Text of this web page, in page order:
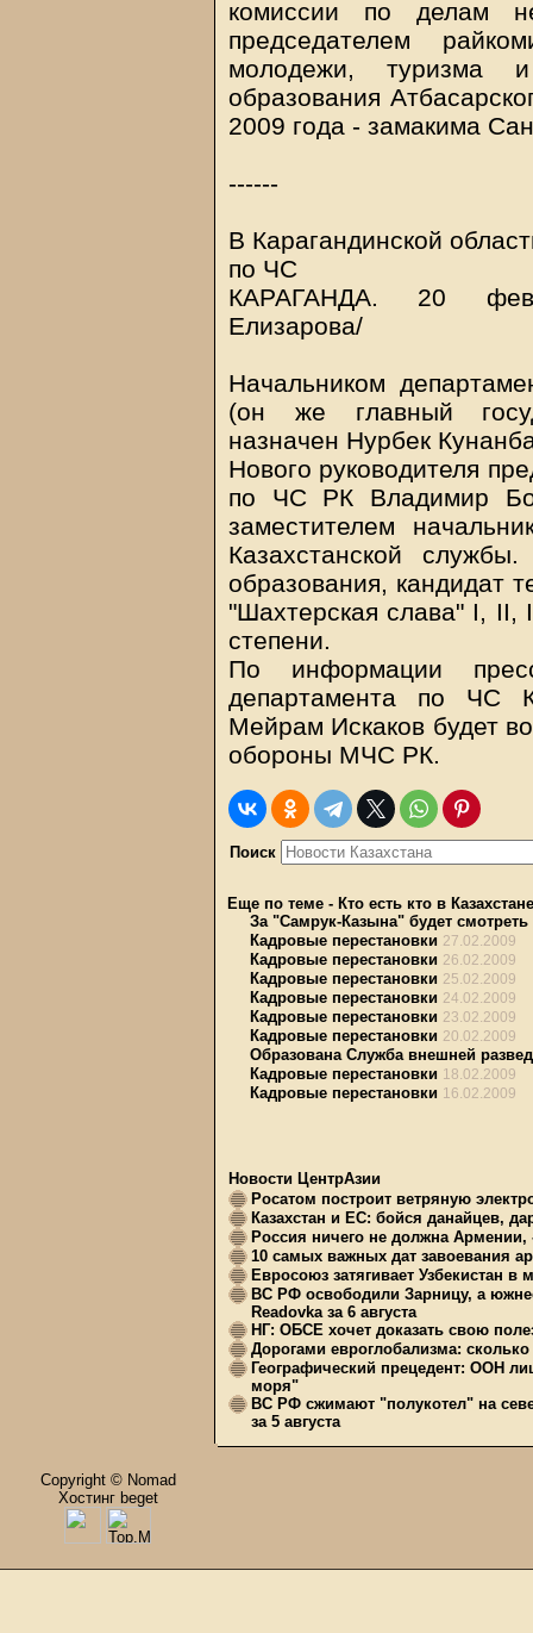
комиссии по делам
председателем
молодежи, туризма и
образования
2009 года - замакима
------
В Карагандинской
по ЧС
КАРАГАНДА. 20
Елизарова/
Начальником
(он же главный
назначен Нурбек
Нового руководителя
по ЧС РК Владимир
заместителем
Казахстанской
образования, кандидат
"Шахтерская слава" I, II,
степени.
По информации
департамента по ЧС
Мейрам Искаков будет
обороны МЧС РК.
Поиск
Еще по теме - Кто есть кто в Казахстане
За "Самрук-Казына" будет
Кадровые перестановки 27.02.2009
Кадровые перестановки 26.02.2009
Кадровые перестановки 25.02.2009
Кадровые перестановки 24.02.2009
Кадровые перестановки 23.02.2009
Кадровые перестановки 20.02.2009
Образована Служба внешней
Кадровые перестановки 18.02.2009
Кадровые перестановки 16.02.2009
Новости ЦентрАзии
Росатом построит ветряную
Казахстан и ЕС: бойся данайцев,
Россия ничего не должна Армении,
10 самых важных дат завоевания
Евросоюз затягивает Узбекистан
ВС РФ освободили Зарницу, а
Readovka за 6 августа
НГ: ОБСЕ хочет доказать свою
Дорогами евроглобализма:
Географический прецедент: ООН
моря"
ВС РФ сжимают "полукотел" на
за 5 августа
Copyright © Nomad
Хостинг beget